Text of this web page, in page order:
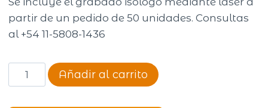
partir de un pedido de 50 unidades. Consultas
al +54 11-5808-1436
asado
Añadir al carrito